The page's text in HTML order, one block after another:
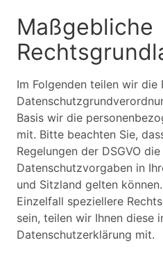
Maßgebliche
Im Folgenden teilen wir die
Basis wir die
mit. Bitte beachten Sie,
Regelungen der DSGVO
Datenschutzvorgaben in
und Sitzland gelten
Einzelfall speziellere
sein, teilen wir Ihnen diese
Datenschutzerklärung mit.